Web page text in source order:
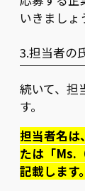
いきましょ
3.担当者の
続いて、担
す。
担当者名は
たは「Ms.
記載します。